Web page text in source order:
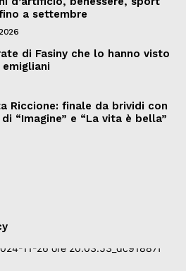
a settembre
di Fasiny che lo hanno visto
Riccione: finale da brividi con
“Imagine” e “La vita è bella”